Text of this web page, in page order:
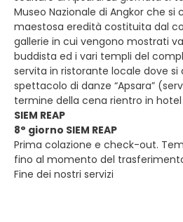
Museo Nazionale di Angkor che si
maestosa eredità costituita dal
gallerie in cui vengono mostrati
buddista ed i vari templi del
servita in ristorante locale dove si
spettacolo di danze “Apsara”
termine della cena rientro in
SIEM REAP
8° giorno SIEM REAP
Prima colazione e check-out.
fino al momento del
Fine dei nostri servizi